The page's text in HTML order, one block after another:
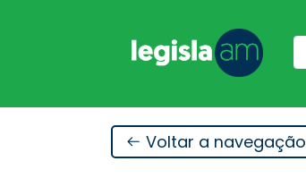
Voltar a navegação